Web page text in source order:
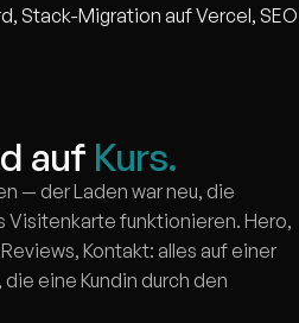
Stack-Migration auf Vercel, SEO
auf Kurs.
— der Laden war neu, die
Visitenkarte funktionieren. Hero,
Kontakt: alles auf einer
eine Kundin durch den